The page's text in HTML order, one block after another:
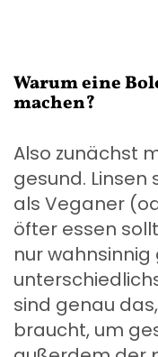
Warum eine
machen?
Also zunächst
gesund. Linsen
als Veganer
öfter essen
nur wahnsinnig
sind genau
braucht, um